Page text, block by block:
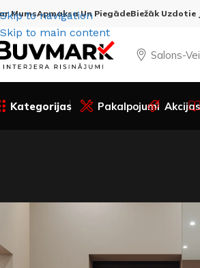
Skip to navigation
Skip to main content
MumsApmaksa Un PiegādeBiežāk
Salons-
Kategorijas Pakalpojumi Akcijas